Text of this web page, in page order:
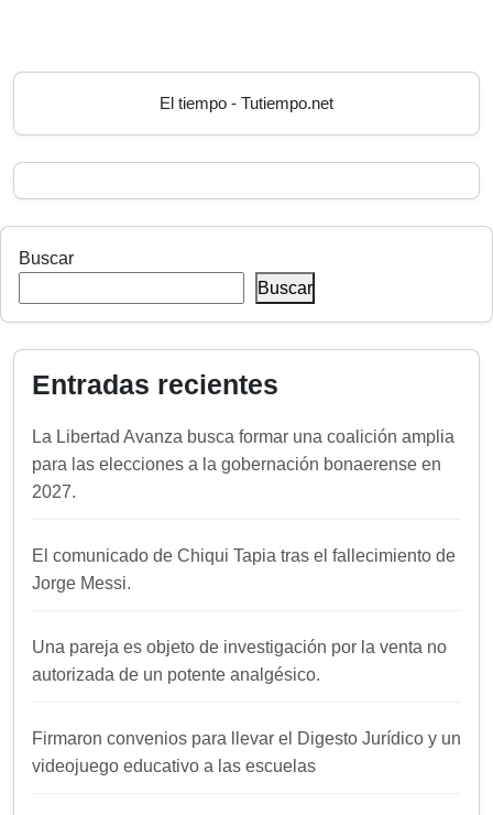
El tiempo - Tutiempo.net
Buscar
Buscar
Entradas recientes
La Libertad Avanza busca formar una coalición amplia
para las elecciones a la gobernación bonaerense en
2027.
El comunicado de Chiqui Tapia tras el fallecimiento de
Jorge Messi.
Una pareja es objeto de investigación por la venta no
autorizada de un potente analgésico.
Firmaron convenios para llevar el Digesto Jurídico y un
videojuego educativo a las escuelas